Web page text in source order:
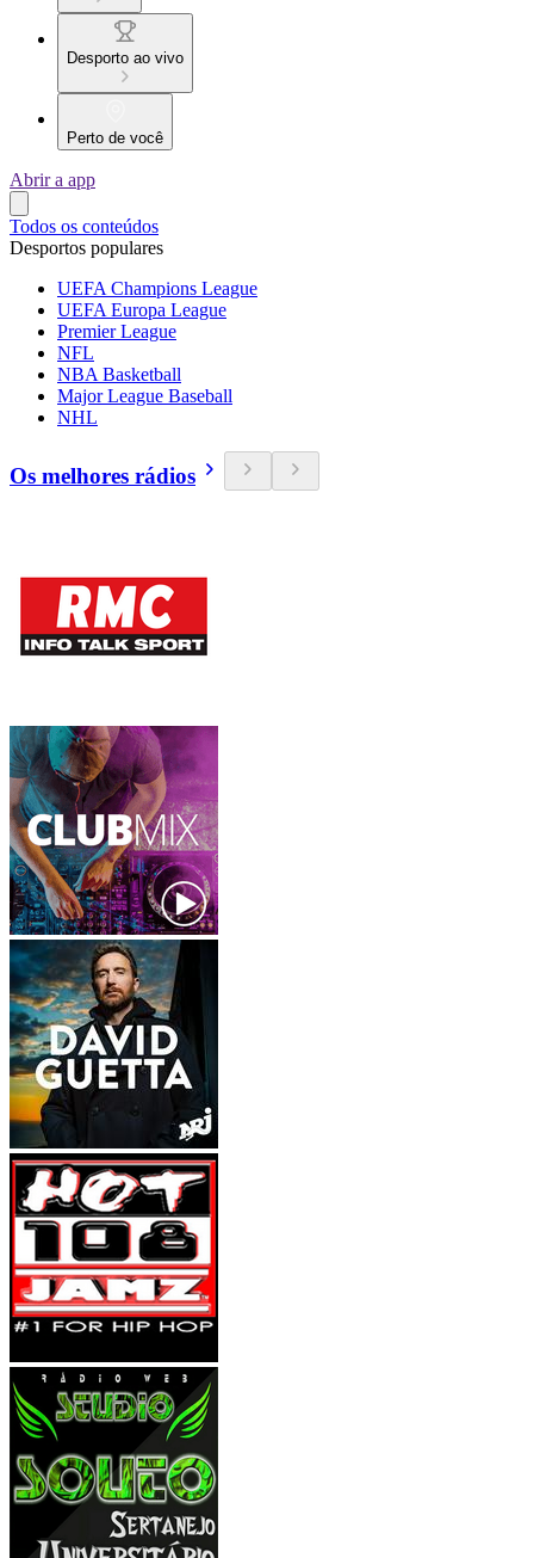
Desporto ao vivo
Perto de você
Abrir a app
Todos os conteúdos
Desportos populares
UEFA Champions League
UEFA Europa League
Premier League
NFL
NBA Basketball
Major League Baseball
NHL
Os melhores rádios